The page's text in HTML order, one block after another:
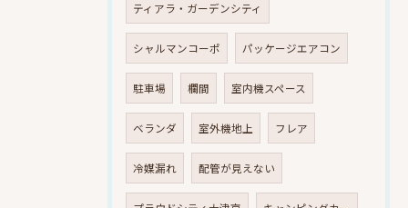
ティアラ・ガーデンシティ
シャルマンコーポ パッケージエアコン
駐車場 欄間 室内機スペース
ベランダ 室外機地上 フレア
冷媒漏れ 配管が見えない